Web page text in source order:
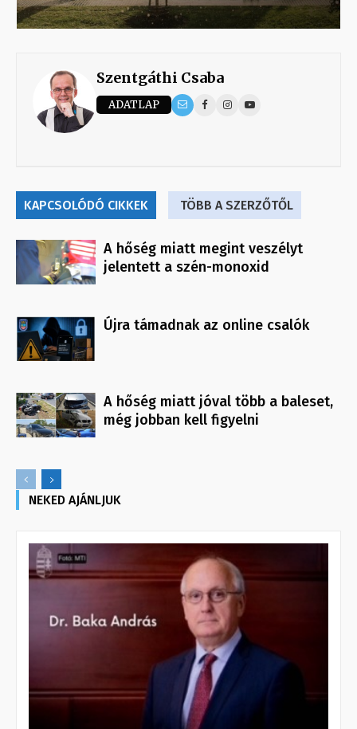
Szentgáthi Csaba
ADATLAP
KAPCSOLÓDÓ CIKKEK TÖBB A SZERZŐTŐL
A hőség miatt megint veszélyt
jelentett a szén-monoxid
Újra támadnak az online csalók
A hőség miatt jóval több a baleset,
még jobban kell figyelni
NEKED AJÁNLJUK